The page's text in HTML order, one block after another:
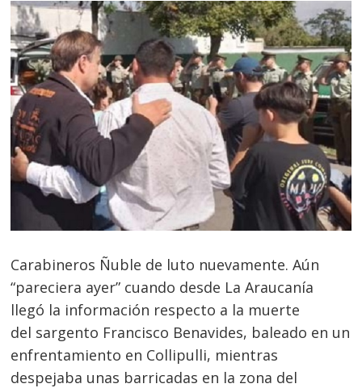
Carabineros Ñuble de luto nuevamente. Aún
“pareciera ayer” cuando desde La Araucanía
llegó la información respecto a la muerte
del sargento Francisco Benavides, baleado en un
enfrentamiento en Collipulli, mientras
despejaba unas barricadas en la zona del